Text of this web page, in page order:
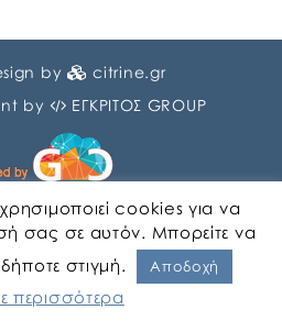
by
citrine.gr
by
ΕΓΚΡΙΤΟΣ GROUP
cookies για να
σας σε αυτόν. Μπορείτε να
στιγμή.
Αποδοχή
περισσότερα
Ελληνικα